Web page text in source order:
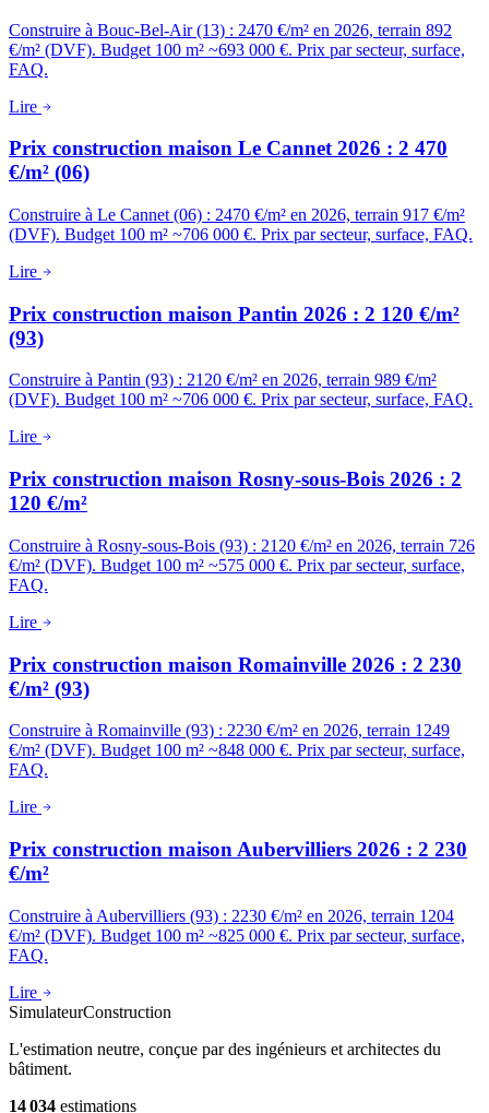
Construire à Bouc-Bel-Air (13) : 2470 €/m² en 2026, terrain 892
€/m² (DVF). Budget 100 m² ~693 000 €. Prix par secteur, surface,
FAQ.
Lire
Prix construction maison Le Cannet 2026 : 2 470
€/m² (06)
Construire à Le Cannet (06) : 2470 €/m² en 2026, terrain 917 €/m²
(DVF). Budget 100 m² ~706 000 €. Prix par secteur, surface, FAQ.
Lire
Prix construction maison Pantin 2026 : 2 120 €/m²
(93)
Construire à Pantin (93) : 2120 €/m² en 2026, terrain 989 €/m²
(DVF). Budget 100 m² ~706 000 €. Prix par secteur, surface, FAQ.
Lire
Prix construction maison Rosny-sous-Bois 2026 : 2
120 €/m²
Construire à Rosny-sous-Bois (93) : 2120 €/m² en 2026, terrain 726
€/m² (DVF). Budget 100 m² ~575 000 €. Prix par secteur, surface,
FAQ.
Lire
Prix construction maison Romainville 2026 : 2 230
€/m² (93)
Construire à Romainville (93) : 2230 €/m² en 2026, terrain 1249
€/m² (DVF). Budget 100 m² ~848 000 €. Prix par secteur, surface,
FAQ.
Lire
Prix construction maison Aubervilliers 2026 : 2 230
€/m²
Construire à Aubervilliers (93) : 2230 €/m² en 2026, terrain 1204
€/m² (DVF). Budget 100 m² ~825 000 €. Prix par secteur, surface,
FAQ.
Lire
SimulateurConstruction
L'estimation neutre, conçue par des ingénieurs et architectes du
bâtiment.
14 034 estimations